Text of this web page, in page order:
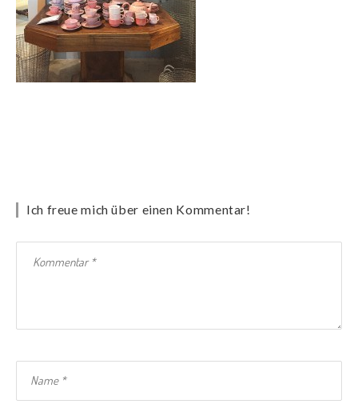
Ich freue mich über einen Kommentar!